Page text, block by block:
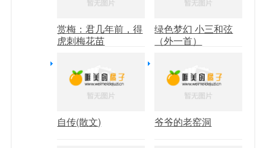
赏梅：君几年前，得
虎刺梅花苗
绿色梦幻 小三和弦
（外一首）
自传(散文) 爷爷的老窑洞